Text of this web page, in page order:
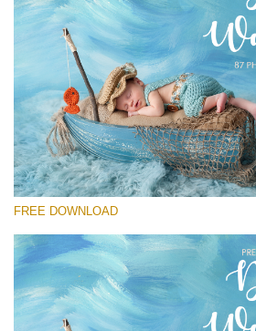
Xin hãy lựa chọn
Small 800*533px
Dreamy Watercolor
(85 Textures)
FREE DOWNLOAD